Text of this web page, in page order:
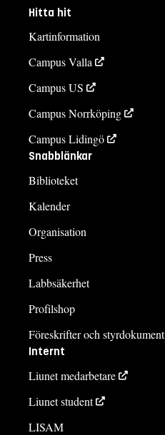
Hitta hit
Kartinformation
Campus Valla
Campus US
Campus Norrköping
Campus Lidingö
Snabblänkar
Biblioteket
Kalender
Organisation
Press
Labbsäkerhet
Profilshop
Föreskrifter och styrdokument
Internt
Liunet medarbetare
Liunet student
LISAM